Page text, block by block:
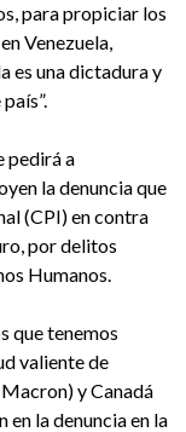
para propiciar los
Venezuela,
es una dictadura y
pedirá a
la denuncia que
(CPI) en contra
por delitos
Humanos.
que tenemos
valiente de
y Canadá
en la denuncia en la